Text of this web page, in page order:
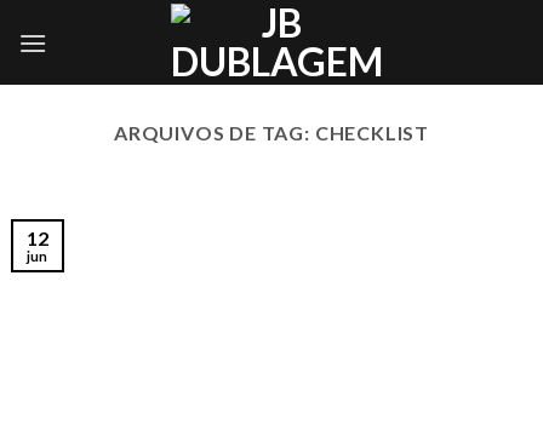
ARQUIVOS DE TAG: CHECKLIST
12
jun